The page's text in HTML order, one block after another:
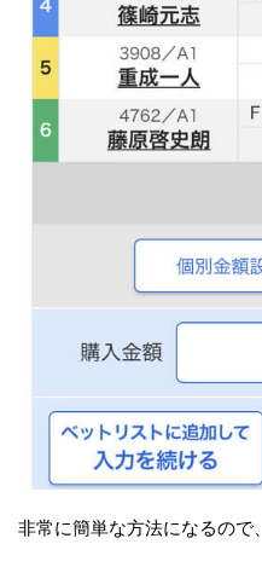
非常に簡単な方法になるので